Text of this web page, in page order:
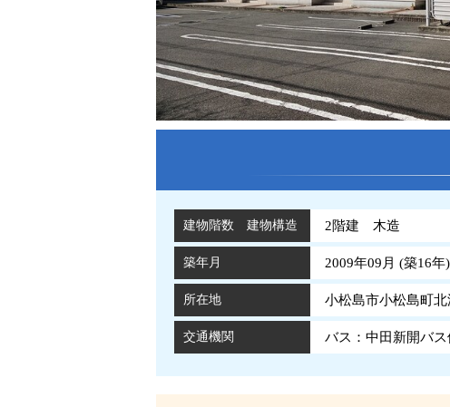
建物階数 建物構造 2階建 木造
築年月 2009年09月 (築16年)
所在地 小松島市小松島町
交通機関 バス：中田新開バ